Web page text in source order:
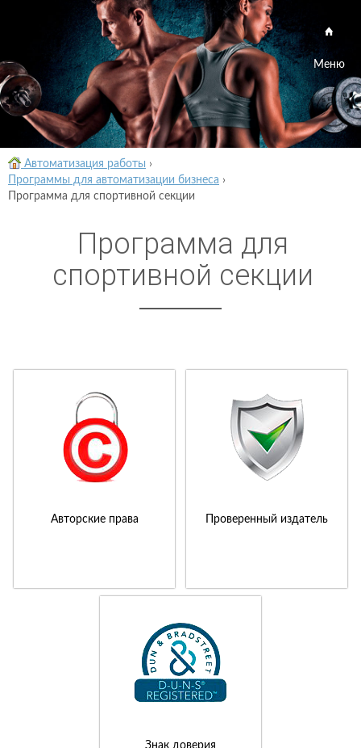
Меню
Автоматизация работы ›
Программы для автоматизации бизнеса ›
Программа для спортивной секции
Программа для
спортивной секции
Авторские права Проверенный издатель
Знак доверия